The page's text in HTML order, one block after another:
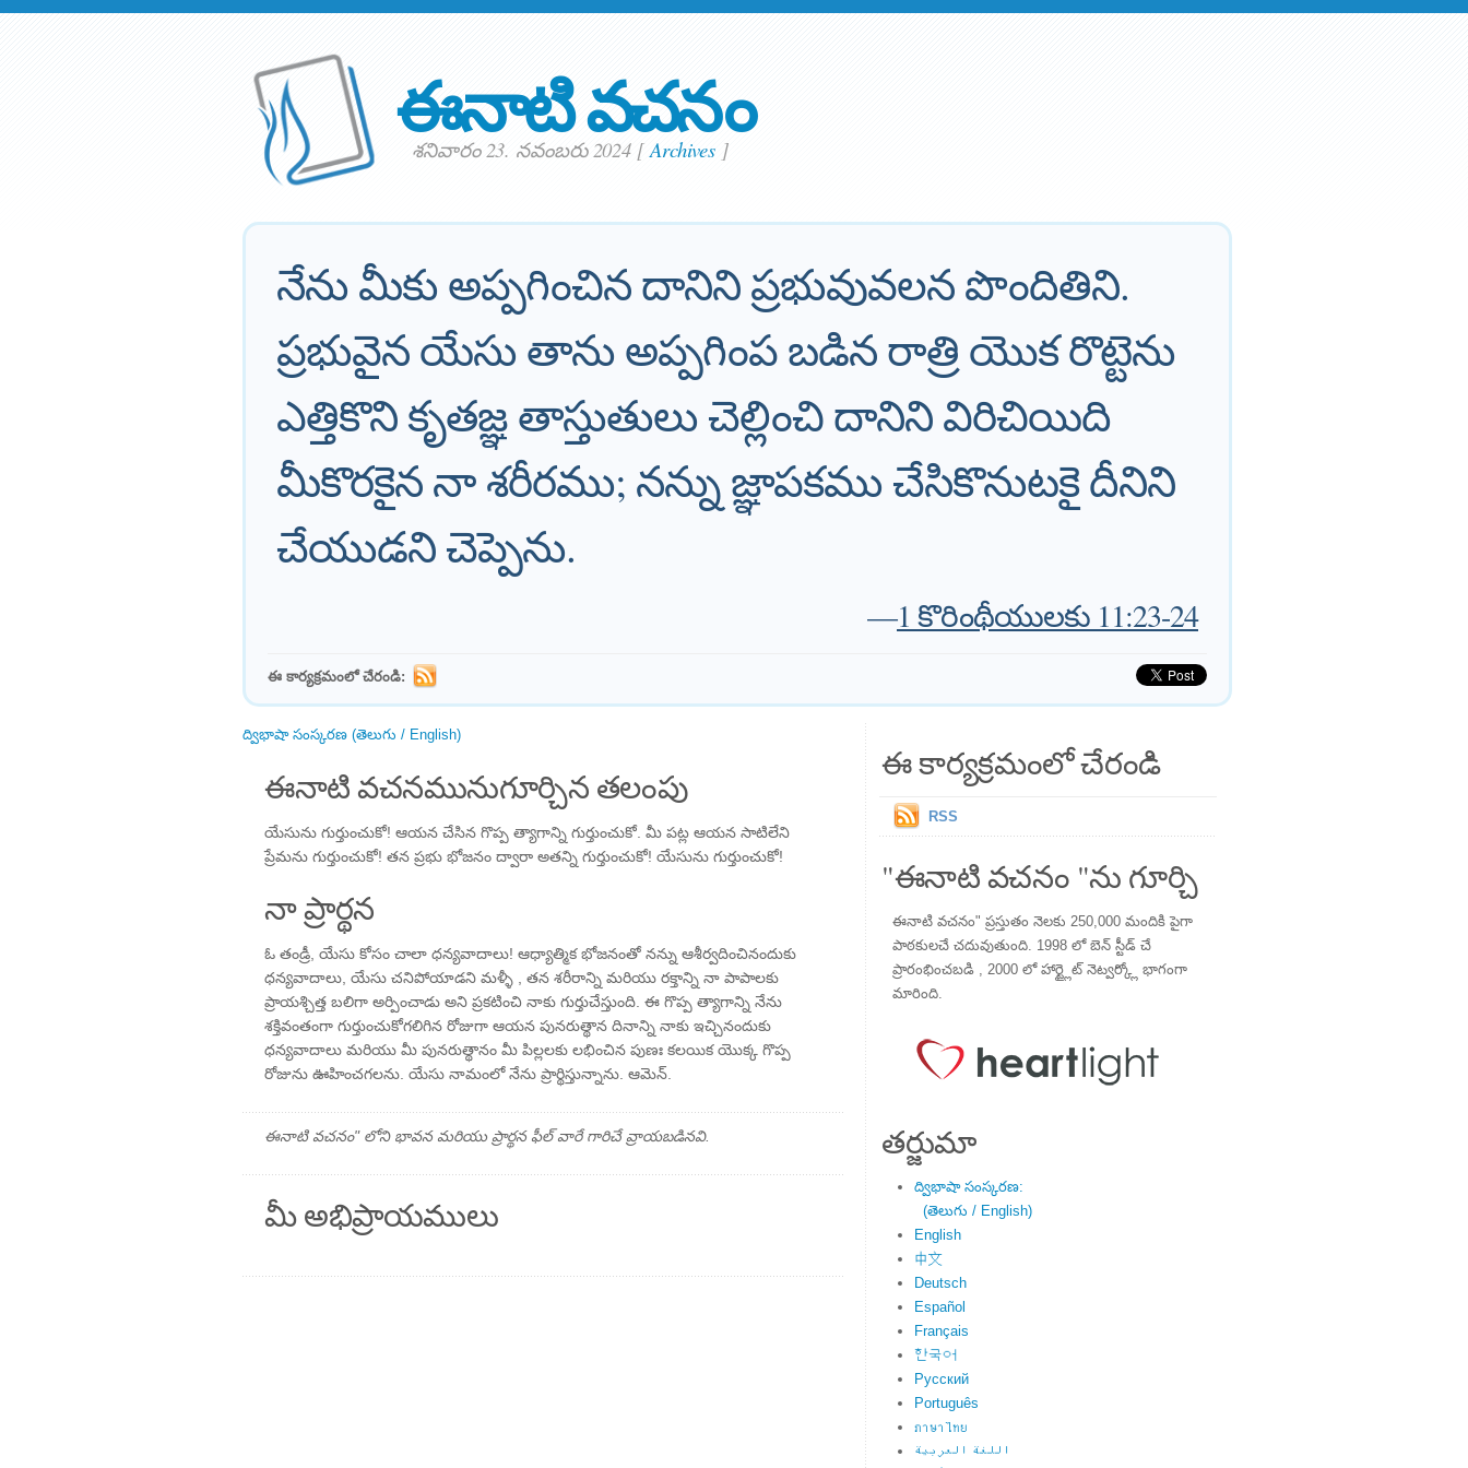
ఈనాటి వచనం
శనివారం 23. నవంబరు 2024 [Archives ]
నేను మీకు అప్పగించిన దానిని ప్రభువువలన పొందితిని.
ప్రభువైన యేసు తాను అప్పగింప బడిన రాత్రి యొక రొట్టెను
ఎత్తికొని కృతజ్ఞ తాస్తుతులు చెల్లించి దానిని విరిచియిది
మీకొరకైన నా శరీరము; నన్ను జ్ఞాపకము చేసికొనుటకై దీనిని
చేయుడని చెప్పెను.
—1 కొరింథీయులకు 11:23-24
ఈ కార్యక్రమంలో చేరండి:
ద్విభాషా సంస్కరణ (తెలుగు / English)
ఈనాటి వచనమునుగూర్చిన తలంపు
యేసును గుర్తుంచుకో! ఆయన చేసిన గొప్ప త్యాగాన్ని గుర్తుంచుకో. మీ పట్ల ఆయన సాటిలేని
ప్రేమను గుర్తుంచుకో! తన ప్రభు భోజనం ద్వారా అతన్ని గుర్తుంచుకో! యేసును గుర్తుంచుకో!
నా ప్రార్థన
ఓ తండ్రీ, యేసు కోసం చాలా ధన్యవాదాలు! ఆధ్యాత్మిక భోజనంతో నన్ను ఆశీర్వదించినందుకు
ధన్యవాదాలు, యేసు చనిపోయాడని మళ్ళీ , తన శరీరాన్ని మరియు రక్తాన్ని నా పాపాలకు
ప్రాయశ్చిత్త బలిగా అర్పించాడు అని ప్రకటించి నాకు గుర్తుచేస్తుంది. ఈ గొప్ప త్యాగాన్ని నేను
శక్తివంతంగా గుర్తుంచుకోగలిగిన రోజుగా ఆయన పునరుత్థాన దినాన్ని నాకు ఇచ్చినందుకు
ధన్యవాదాలు మరియు మీ పునరుత్థానం మీ పిల్లలకు లభించిన పుణః కలయిక యొక్క గొప్ప
రోజును ఊహించగలను. యేసు నామంలో నేను ప్రార్థిస్తున్నాను. ఆమెన్.
ఈనాటి వచనం" లోని భావన మరియు ప్రార్థన ఫీల్ వారే గారిచే వ్రాయబడినవి.
మీ అభిప్రాయములు
ఈ కార్యక్రమంలో చేరండి
RSS
"ఈనాటి వచనం "ను గూర్చి
ఈనాటి వచనం" ప్రస్తుతం నెలకు 250,000 మందికి పైగా
పాఠకులచే చదువుతుంది. 1998 లో బెన్ స్టీడ్ చే
ప్రారంభించబడి , 2000 లో హార్ట్లైట్ నెట్వర్క్లో భాగంగా
మారింది.
తర్జుమా
ద్విభాషా సంస్కరణ:
(తెలుగు / English)
English
中文
Deutsch
Español
Français
한국어
Русский
Português
ภาษาไทย
اللغة العربية